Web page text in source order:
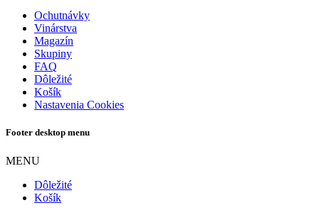
Ochutnávky
Vinárstva
Magazín
Skupiny
FAQ
Dôležité
Košík
Nastavenia Cookies
Footer desktop menu
MENU
Dôležité
Košík